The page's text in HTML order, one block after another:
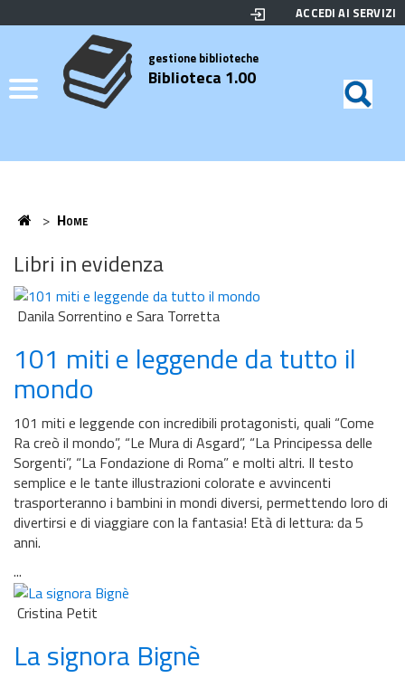
Elenco
Credits
ACCEDI AI SERVIZI
Biblioteca gestione biblioteche
Biblioteca 1.00 di
Home
> Home
Libri in evidenza
Danila Sorrentino e Sara Torretta
101 miti e leggende da tutto il
mondo
101 miti e leggende con incredibili protagonisti, quali “Come
Ra creò il mondo”, “Le Mura di Asgard”, “La Principessa delle
Sorgenti”, “La Fondazione di Roma” e molti altri. Il testo
semplice e le tante illustrazioni colorate e avvincenti
trasporteranno i bambini in mondi diversi, permettendo loro di
divertirsi e di viaggiare con la fantasia! Età di lettura: da 5
anni.
...
Cristina Petit
La signora Bignè